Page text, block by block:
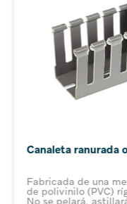
Canaleta ranurada
Fabricada de una
de polivinilo (PVC)
No se pelará,